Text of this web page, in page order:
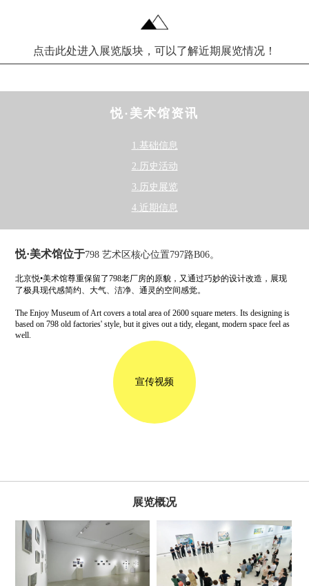
点击此处进入展览版块，可以了解近期展览情况！
悦·美术馆资讯
1.基础信息
2.历史活动
3.历史展览
4.近期信息
悦·美术馆位于798 艺术区核心位置797路B06。
北京悦•美术馆尊重保留了798老厂房的原貌，又通过巧妙的设计改造，展现
了极具现代感简约、大气、洁净、通灵的空间感觉。
The Enjoy Museum of Art covers a total area of 2600 square meters. Its designing is
based on 798 old factories' style, but it gives out a tidy, elegant, modern space feel as
well.
宣传视频
展览概况